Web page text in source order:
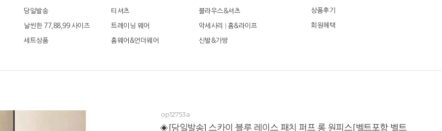
당일발송 티셔츠 블라우스&셔츠
날씬한 77,88,99 사이즈 트레이닝 웨어 악세사리 홈&라이프
세트상품 홈웨어&언더웨어 신발&가방
상품후기
회원혜택
op12753a
◈[당일발송] 스카이 블루 레이스 패치 퍼프 롱 원피스[벨트포함 벨트